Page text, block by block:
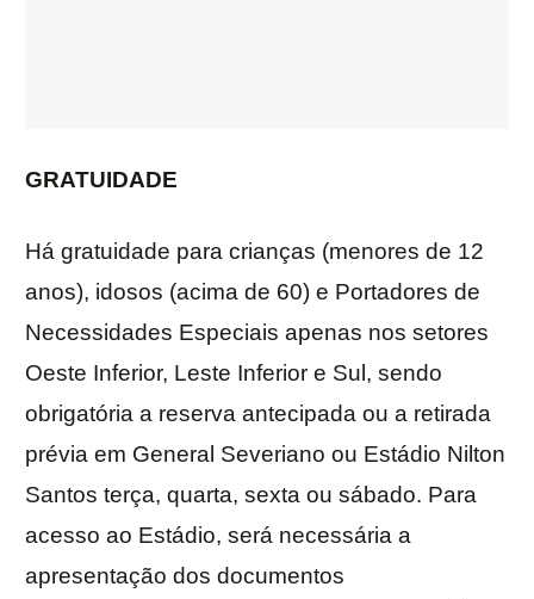
GRATUIDADE
Há gratuidade para crianças (menores de 12
anos), idosos (acima de 60) e Portadores de
Necessidades Especiais apenas nos setores
Oeste Inferior, Leste Inferior e Sul, sendo
obrigatória a reserva antecipada ou a retirada
prévia em General Severiano ou Estádio Nilton
Santos terça, quarta, sexta ou sábado. Para
acesso ao Estádio, será necessária a
apresentação dos documentos